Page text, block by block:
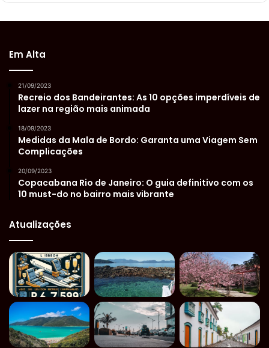
Em Alta
21/09/2023
Recreio dos Bandeirantes: As 10 opções imperdíveis de
lazer na região mais animada
18/09/2023
Medidas da Mala de Bordo: Garanta uma Viagem Sem
Complicações
20/09/2023
Copacabana Rio de Janeiro: O guia definitivo com os
10 must-do no bairro mais vibrante
Atualizações